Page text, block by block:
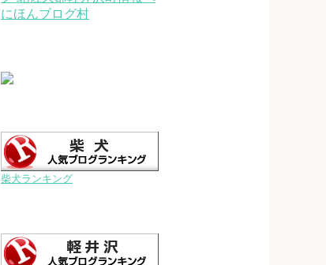
にほんブログ村
柴犬ランキング